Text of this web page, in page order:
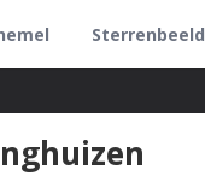
Sterrenbeeld